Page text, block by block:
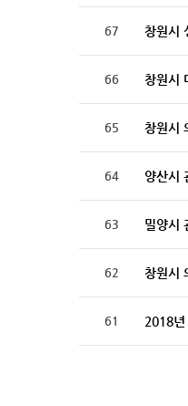
67 창원시
66 창원시
65 창원시
64 양산시
63 밀양시
62 창원시
61 2018년